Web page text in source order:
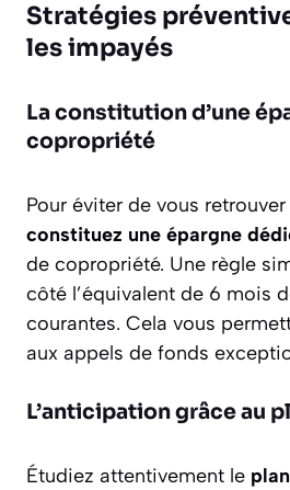
Stratégies
les impayés
La constitution d’une
copropriété
Pour éviter de vous
constituez une épargne
de copropriété. Une règle
côté l’équivalent de 6 mois
courantes. Cela vous
aux appels de fonds
L’anticipation grâce au
Étudiez attentivement le